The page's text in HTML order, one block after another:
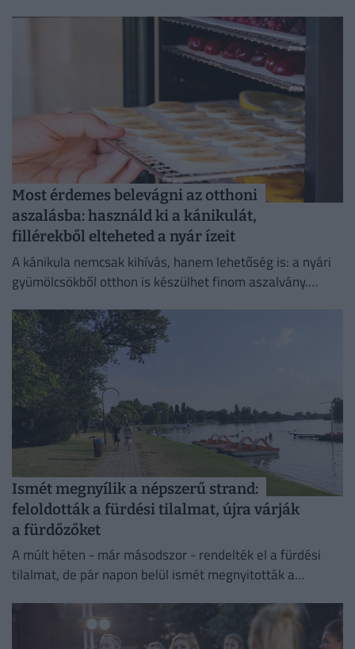
Most érdemes belevágni az otthoni
aszalásba: használd ki a kánikulát,
fillérekből elteheted a nyár ízeit
A kánikula nemcsak kihívás, hanem lehetőség is: a nyári
gyümölcsökből otthon is készülhet finom aszalvány.
Ismét megnyílik a népszerű strand:
feloldották a fürdési tilalmat, újra várják
a fürdőzőket
A múlt héten - már másodszor - rendelték el a fürdési
tilalmat, de pár napon belül ismét megnyitották a